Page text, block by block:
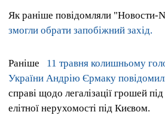
Як раніше повідомляли "Новости-
змогли обрати запобіжний захід.
Раніше 11 травня колишньому
України Андрію Єрмаку
справі щодо легалізації грошей
елітної нерухомості під Києвом.